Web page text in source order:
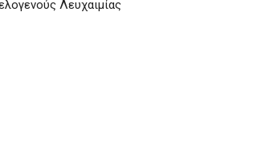
Λευχαιμίας